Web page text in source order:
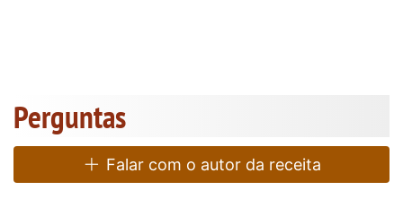
Perguntas
Falar com o autor da receita